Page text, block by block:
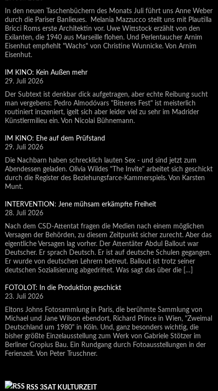
In den neuen Taschenbüchern des Monats Juli führt uns Anne Weber
durch die Pariser Banlieues. Melania Mazzucco stellt uns mit Plautilla
Bricci Roms erste Architektin vor. Uwe Wittstock erzählt von den
Exilanten, die 1940 aus Marseille flohen. Und Perlentaucher Arnim
Eisenhut empfiehlt "Wachs" von Christine Wunnicke. Von Arnim
Eisenhut.
IM KINO: Kein Außen mehr
29. Juli 2026
Der Subtext ist denkbar dick aufgetragen, aber echte Reibung sucht
man vergebens: Pedro Almodóvars "Bitteres Fest" ist meisterlich
routiniert inszeniert, igelt sich aber leider viel zu sehr im Madrider
Künstlermilieu ein. Von Nicolai Bühnemann.
IM KINO: Ehe auf dem Prüfstand
29. Juli 2026
Die Nachbarn haben schrecklich lauten Sex - und sind jetzt zum
Abendessen geladen. Olivia Wildes "The Invite" arbeitet sich geschickt
durch die Register des Beziehungsfarce-Kammerspiels. Von Karsten
Munt.
INTERVENTION: Jene mühsam erkämpfte Freiheit
28. Juli 2026
Nach dem CSD-Attentat fragen die Medien nach einem möglichen
Versagen der Behörden, zu diesem Zeitpunkt sicher zurecht. Aber das
eigentliche Versagen lag vorher. Der Attentäter Abdul Ballout war
Deutscher. Er sprach Deutsch. Er ist auf deutsche Schulen gegangen.
Er wurde von deutschen Lehrern betreut. Ballout ist trotz seiner
deutschen Sozialisierung abgedriftet. Was sagt das über die […]
FOTOLOT: In die Produktion geschickt
23. Juli 2026
Eltons Johns Fotosammlung in Paris, die berühmte Sammlung von
Michael und Jane Wilson ebendort, Richard Prince in Wien, "Zweimal
Deutschland um 1980" in Köln. Und, ganz besonders wichtig, die
bisher größte Einzelausstellung zum Werk von Gabriele Stötzer im
Berliner Gropius Bau. Ein Rundgang durch Fotoausstellungen in der
Ferienzeit. Von Peter Truschner.
RSS 3SAT KULTURZEIT